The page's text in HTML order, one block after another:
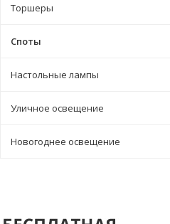
Торшеры
Споты
Настольные лампы
Уличное освещение
Новогоднее освещение